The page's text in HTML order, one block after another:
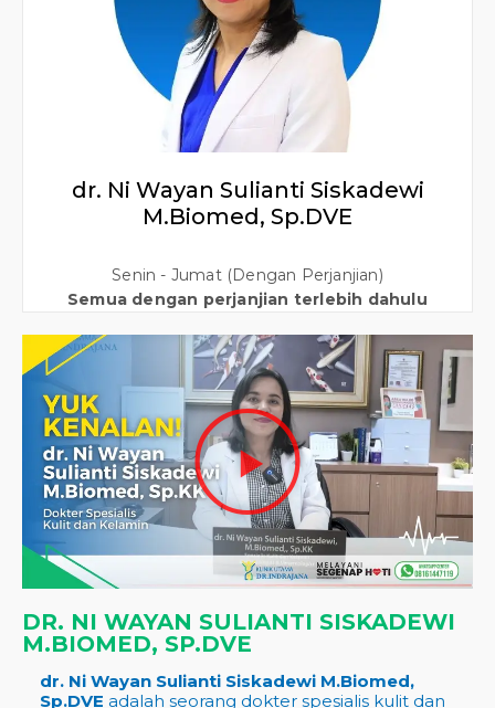
dr. Ni Wayan Sulianti Siskadewi
M.Biomed, Sp.DVE
Senin - Jumat (Dengan Perjanjian)
Semua dengan perjanjian terlebih dahulu
DR. NI WAYAN SULIANTI SISKADEWI
M.BIOMED, SP.DVE
dr. Ni Wayan Sulianti Siskadewi M.Biomed,
Sp.DVE adalah seorang dokter spesialis kulit dan